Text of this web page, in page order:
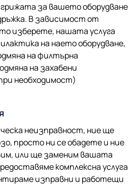
за вашето оборудване
В зависимост от
изберете, нашата услуга
на наето оборудване,
на филтърна
на захабени
необходимост)
неизправност, ние ще
просто ни се обадете и ние
или ще заменим вашата
комплексна услуга
изправни и работещи